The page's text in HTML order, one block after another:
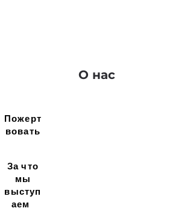
О нас
Пожерт
вовать
За что
мы
выступ
аем